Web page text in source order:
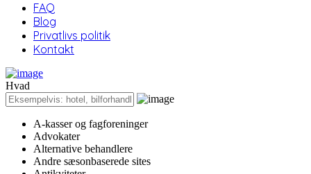
FAQ
Blog
Privatlivs politik
Kontakt
Hvad
A-kasser og fagforeninger
Advokater
Alternative behandlere
Andre sæsonbaserede sites